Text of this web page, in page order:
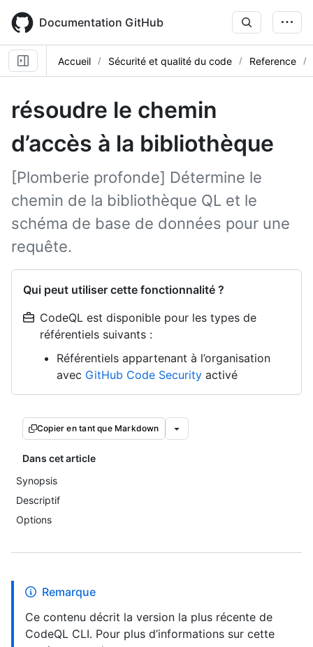
main
content
Documentation GitHub
Accueil Sécurité et qualité du code Reference
résoudre le chemin
d’accès à la bibliothèque
[Plomberie profonde] Détermine le
chemin de la bibliothèque QL et le
schéma de base de données pour une
requête.
Qui peut utiliser cette fonctionnalité ?
CodeQL est disponible pour les types de
référentiels suivants :
Référentiels appartenant à l’organisation
avec GitHub Code Security activé
Copier en tant que Markdown
Dans cet article
Synopsis
Descriptif
Options
Remarque
Ce contenu décrit la version la plus récente de
CodeQL CLI. Pour plus d’informations sur cette